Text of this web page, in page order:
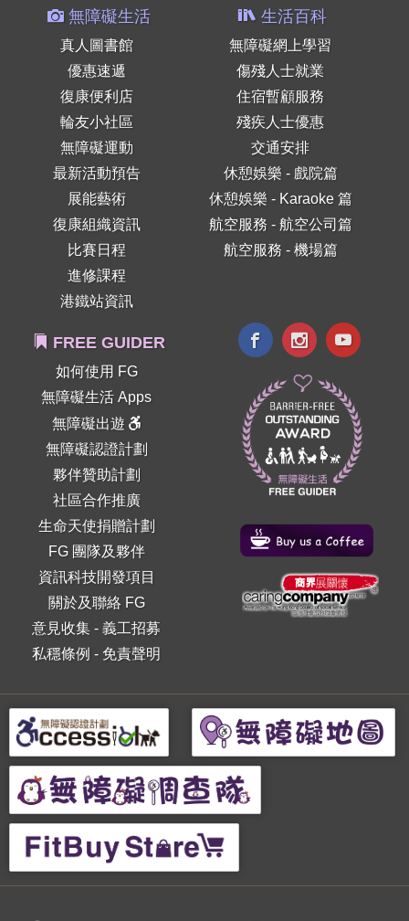
無障礙生活
真人圖書館
優惠速遞
復康便利店
輪友小社區
無障礙運動
最新活動預告
展能藝術
復康組織資訊
比賽日程
進修課程
港鐵站資訊
生活百科
無障礙網上學習
傷殘人士就業
住宿暫顧服務
殘疾人士優惠
交通安排
休憩娛樂 - 戲院篇
休憩娛樂 - Karaoke 篇
航空服務 - 航空公司篇
航空服務 - 機場篇
FREE GUIDER
如何使用 FG
無障礙生活 Apps
無障礙出遊
無障礙認證計劃
夥伴贊助計劃
社區合作推廣
生命天使捐贈計劃
FG 團隊及夥伴
資訊科技開發項目
關於及聯絡 FG
意見收集 -義工招募
私穩條例 - 免責聲明